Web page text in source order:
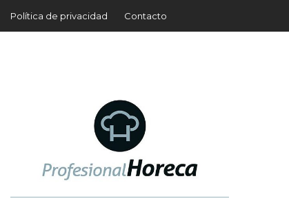
Política de privacidad Contacto